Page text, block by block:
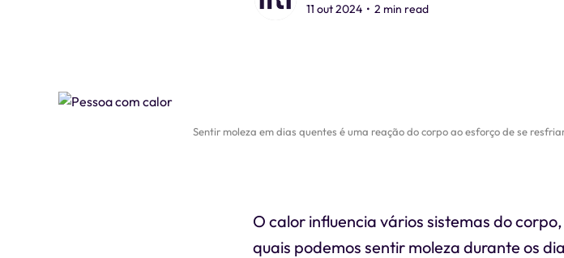
11 out 2024 • 2 min read
Sentir moleza em dias quentes é uma reação do corpo ao esforço de se
O calor influencia vários sistemas do
quais podemos sentir moleza durante os